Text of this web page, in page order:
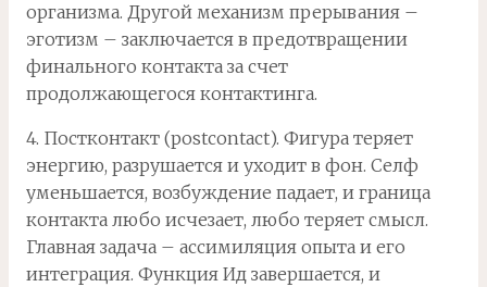
организма. Другой механизм прерывания –
эготизм – заключается в предотвращении
финального контакта за счет
продолжающегося контактинга.
4. Постконтакт (postcontact). Фигура теряет
энергию, разрушается и уходит в фон. Селф
уменьшается, возбуждение падает, и граница
контакта любо исчезает, любо теряет смысл.
Главная задача – ассимиляция опыта и его
интеграция. Функция Ид завершается, и